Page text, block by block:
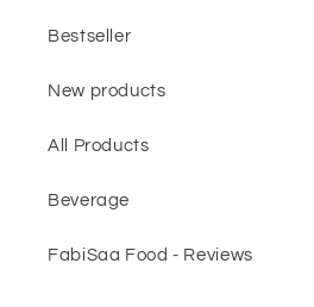
Bestseller
New products
All Products
Beverage
FabiSaa Food - Reviews